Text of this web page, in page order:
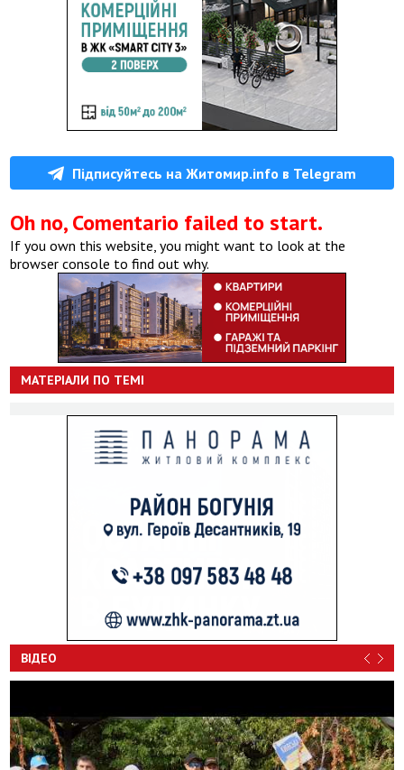
Підписуйтесь на Житомир.info в Telegram
Oh no, Comentario failed to start.
If you own this website, you might want to look at the
browser console to find out why.
МАТЕРІАЛИ ПО ТЕМІ
ВІДЕО